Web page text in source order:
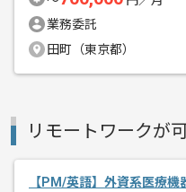
業務委託
田町（東京都）
リモートワークが
【PM/英語】外資系医療